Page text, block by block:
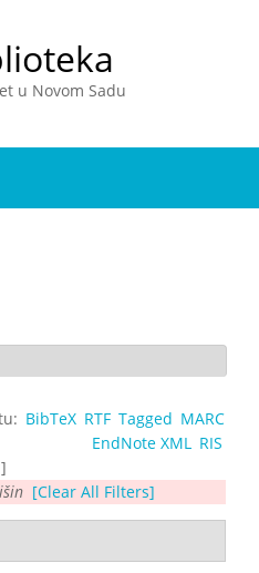
u Novom Sadu
BibTeX RTF Tagged MARC
EndNote XML
RIS
]
[Clear All Filters]